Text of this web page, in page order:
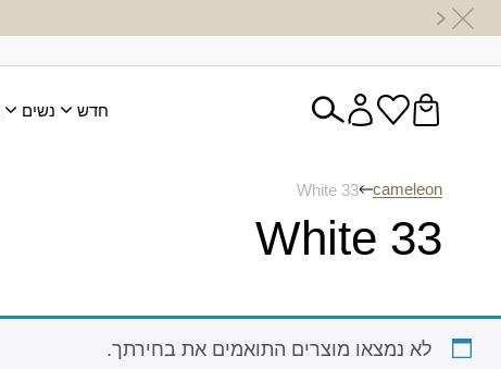
חדש נשים
cameleon
White 33
White 33
לא נמצאו מוצרים התואמים את בחירתך.